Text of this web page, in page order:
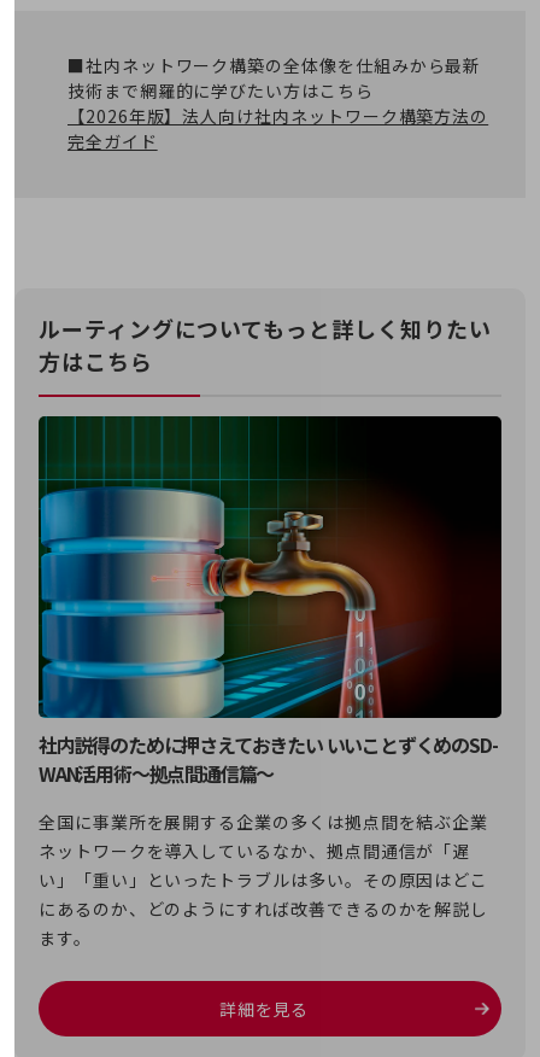
コミュニケーション・情報共有
マーケティング
セキュリティ対策
遠隔監視
自動化・省電化
人材不足解消
業種・業態で探す
業種・業態で探すTOP
一次産業
医療・介護
観光
モビリティ
小売業
モバイルTOP
法人向けスマホ・携帯に関する、
■社内ネットワーク構築の全体像を仕組みから最新
技術まで網羅的に学びたい方はこちら
【2026年版】法人向け社内ネットワーク構築方法の
完全ガイド
ルーティングについてもっと詳しく知りたい
方はこちら
社内説得のために押さえておきたい いいことずくめのSD-
WAN活用術～拠点間通信篇～
全国に事業所を展開する企業の多くは拠点間を結ぶ企業
ネットワークを導入しているなか、拠点間通信が「遅
い」「重い」といったトラブルは多い。その原因はどこ
にあるのか、どのようにすれば改善できるのかを解説し
ます。
詳細を見る